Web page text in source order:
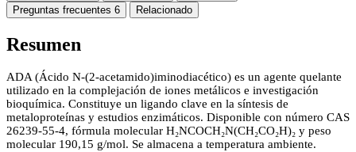
Preguntas frecuentes 6 Relacionado
Resumen
ADA (Ácido N-(2-acetamido)iminodiacético) es un agente quelante
utilizado en la complejación de iones metálicos e investigación
bioquímica. Constituye un ligando clave en la síntesis de
metaloproteínas y estudios enzimáticos. Disponible con número CAS
26239-55-4, fórmula molecular H₂NCOCH₂N(CH₂CO₂H)₂ y peso
molecular 190,15 g/mol. Se almacena a temperatura ambiente.